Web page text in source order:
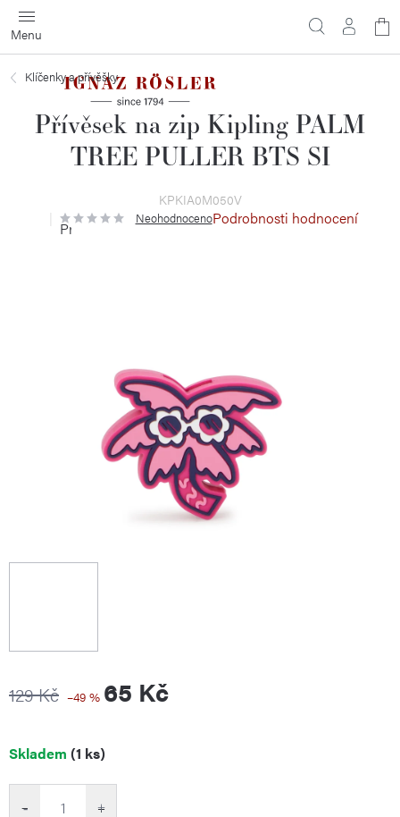
Přejít
na
obsah
Klíčenky a přívěšky
Přívěsek na zip Kipling PALM
TREE PULLER BTS SI
KPKIA0M050V
Průměrné
hodnocení
NeohodnocenoPodrobnosti hodnocení
129 Kč –49 % 65 Kč
Měrná
Skladem (1 ks)
+
−